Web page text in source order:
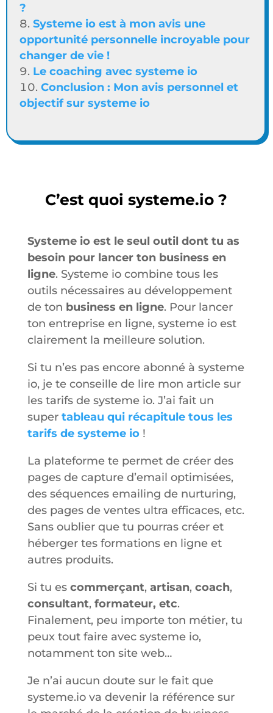
?
Systeme io est à mon avis une
opportunité personnelle incroyable pour
changer de vie !
Le coaching avec systeme io
Conclusion : Mon avis personnel et
objectif sur systeme io
C’est quoi systeme.io ?
Systeme io est le seul outil dont tu as
besoin pour lancer ton business en
ligne. Systeme io combine tous les
outils nécessaires au développement
de ton business en ligne. Pour lancer
ton entreprise en ligne, systeme io est
clairement la meilleure solution.
Si tu n’es pas encore abonné à systeme
io, je te conseille de lire mon article sur
les tarifs de systeme io. J’ai fait un
super tableau qui récapitule tous les
tarifs de systeme io!
La plateforme te permet de créer des
pages de capture d’email optimisées,
des séquences emailing de nurturing,
des pages de ventes ultra efficaces, etc.
Sans oublier que tu pourras créer et
héberger tes formations en ligne et
autres produits.
Si tu es commerçant, artisan, coach,
consultant, formateur, etc.
Finalement, peu importe ton métier, tu
peux tout faire avec systeme io,
notamment ton site web…
Je n’ai aucun doute sur le fait que
systeme.io va devenir la référence sur